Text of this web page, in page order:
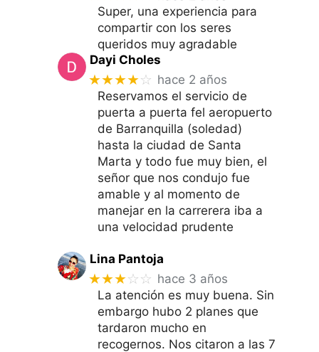
Super, una experiencia para
compartir con los seres
queridos muy agradable
Dayi Choles
★★★★☆ hace 2 años
Reservamos el servicio de
puerta a puerta fel aeropuerto
de Barranquilla (soledad)
hasta la ciudad de Santa
Marta y todo fue muy bien, el
señor que nos condujo fue
amable y al momento de
manejar en la carrerera iba a
una velocidad prudente
Lina Pantoja
★★★☆☆ hace 3 años
La atención es muy buena. Sin
embargo hubo 2 planes que
tardaron mucho en
recogernos. Nos citaron a las 7